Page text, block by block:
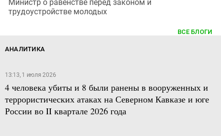
Министр о равенстве перед законом и
трудоустройстве молодых
ВСЕ БЛОГИ
АНАЛИТИКА
13:13, 1 июля 2026
4 человека убиты и 8 были ранены в вооруженных и
террористических атаках на Северном Кавказе и юге
России во II квартале 2026 года